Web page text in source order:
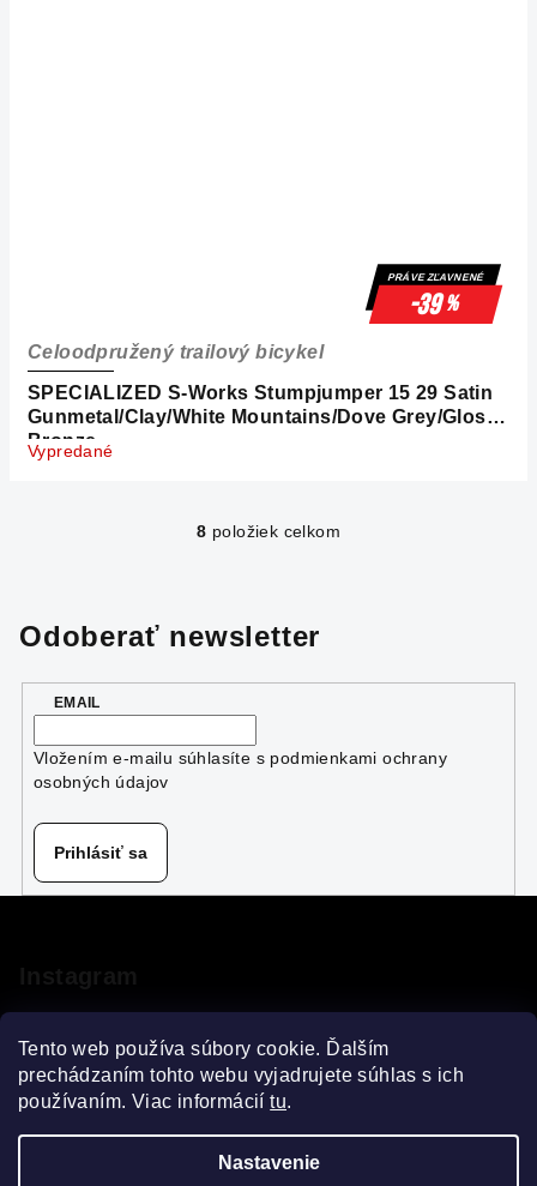
Tento web používa súbory cookie. Ďalším
prechádzaním tohto webu vyjadrujete súhlas s ich
používaním. Viac informáciítu.
Nastavenie
PRÁVE ZĽAVNENÉ
-39%
SPECIALIZED S-Works Stumpjumper 15 29 Satin
Gunmetal/Clay/White Mountains/Dove Grey/Gloss
Bronze
Celoodpružený trailový bicykel
Vypredané
O
á
d
a
e
y
i
s
u
8 položiek celkom
Odoberať newsletter
EMAIL
Vložením e-mailu súhlasíte s podmienkami ochrany
osobných údajov
Prihlásiť sa
ä
Sledovať na Instagrame